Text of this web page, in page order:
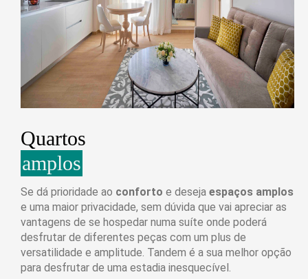
Quartos
amplos
Se dá prioridade ao conforto e deseja espaços amplos
e uma maior privacidade, sem dúvida que vai apreciar as
vantagens de se hospedar numa suíte onde poderá
desfrutar de diferentes peças com um plus de
versatilidade e amplitude. Tandem é a sua melhor opção
para desfrutar de uma estadia inesquecível.